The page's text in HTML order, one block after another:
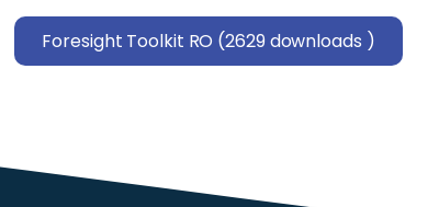
Foresight Toolkit RO (2629 downloads )